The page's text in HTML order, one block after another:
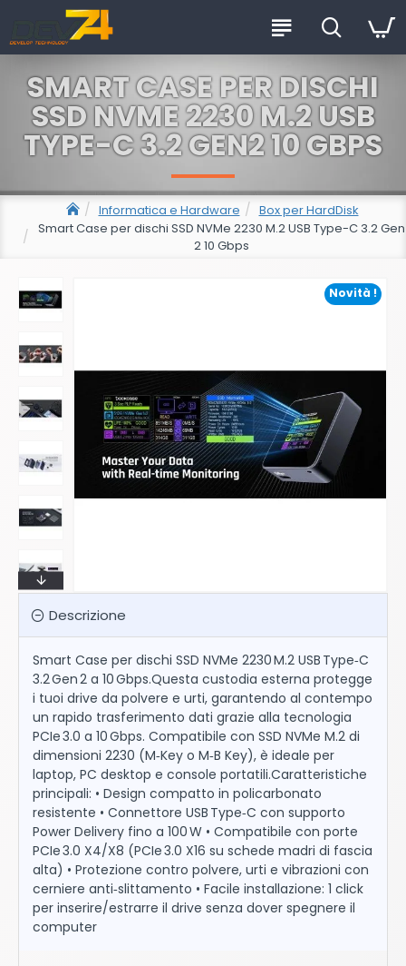
Informatica e Hardware
Box per HardDisk
Smart Case per dischi SSD NVMe 2230 M.2 USB Type-C 3.2 Gen
2 10 Gbps
SMART CASE PER DISCHI
SSD NVME 2230 M.2 USB
TYPE-C 3.2 GEN2 10 GBPS
Novità !
Descrizione
Smart Case per dischi SSD NVMe 2230 M.2 USB Type‑C
3.2 Gen 2 a 10 Gbps.Questa custodia esterna protegge
i tuoi drive da polvere e urti, garantendo al contempo
un rapido trasferimento dati grazie alla tecnologia
PCIe 3.0 a 10 Gbps. Compatibile con SSD NVMe M.2 di
dimensioni 2230 (M‑Key o M‑B Key), è ideale per
laptop, PC desktop e console portatili.Caratteristiche
principali: • Design compatto in policarbonato
resistente • Connettore USB Type‑C con supporto
Power Delivery fino a 100 W • Compatibile con porte
PCIe 3.0 X4/X8 (PCIe 3.0 X16 su schede madri di fascia
alta) • Protezione contro polvere, urti e vibrazioni con
cerniere anti‑slittamento • Facile installazione: 1 click
per inserire/estrarre il drive senza dover spegnere il
computer